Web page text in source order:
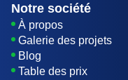
Notre société
À propos
Galerie des projets
Blog
Table des prix